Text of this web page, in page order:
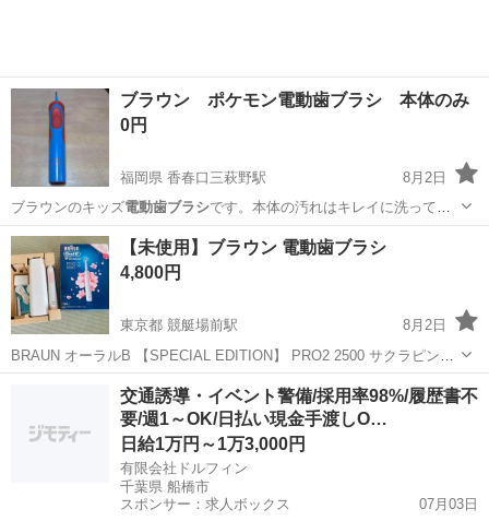
ブラウン ポケモン電動歯ブラシ 本体のみ
0円
福岡県 香春口三萩野駅
8月2日
ブラウンのキッズ電動歯ブラシです。本体の汚れはキレイに洗って
拭…
福岡 北九州市 香春口三萩野駅 美容家電
【未使用】ブラウン 電動歯ブラシ
4,800円
東京都 競艇場前駅
8月2日
BRAUN オーラルB 【SPECIAL EDITION】 PRO2 2500 サクラピンク
D505.516.3X SP 充電式 他の機種と間違えて購入し、使ってみようと
しましたが元の機種と違いすぎたので買い直しました。...
競艇場前駅 生活家電
交通誘導・イベント警備/採用率98%/履歴書不
要/週1～OK/日払い現金手渡しO…
日給1万円～1万3,000円
有限会社ドルフィン
千葉県 船橋市
スポンサー：求人ボックス
07月03日